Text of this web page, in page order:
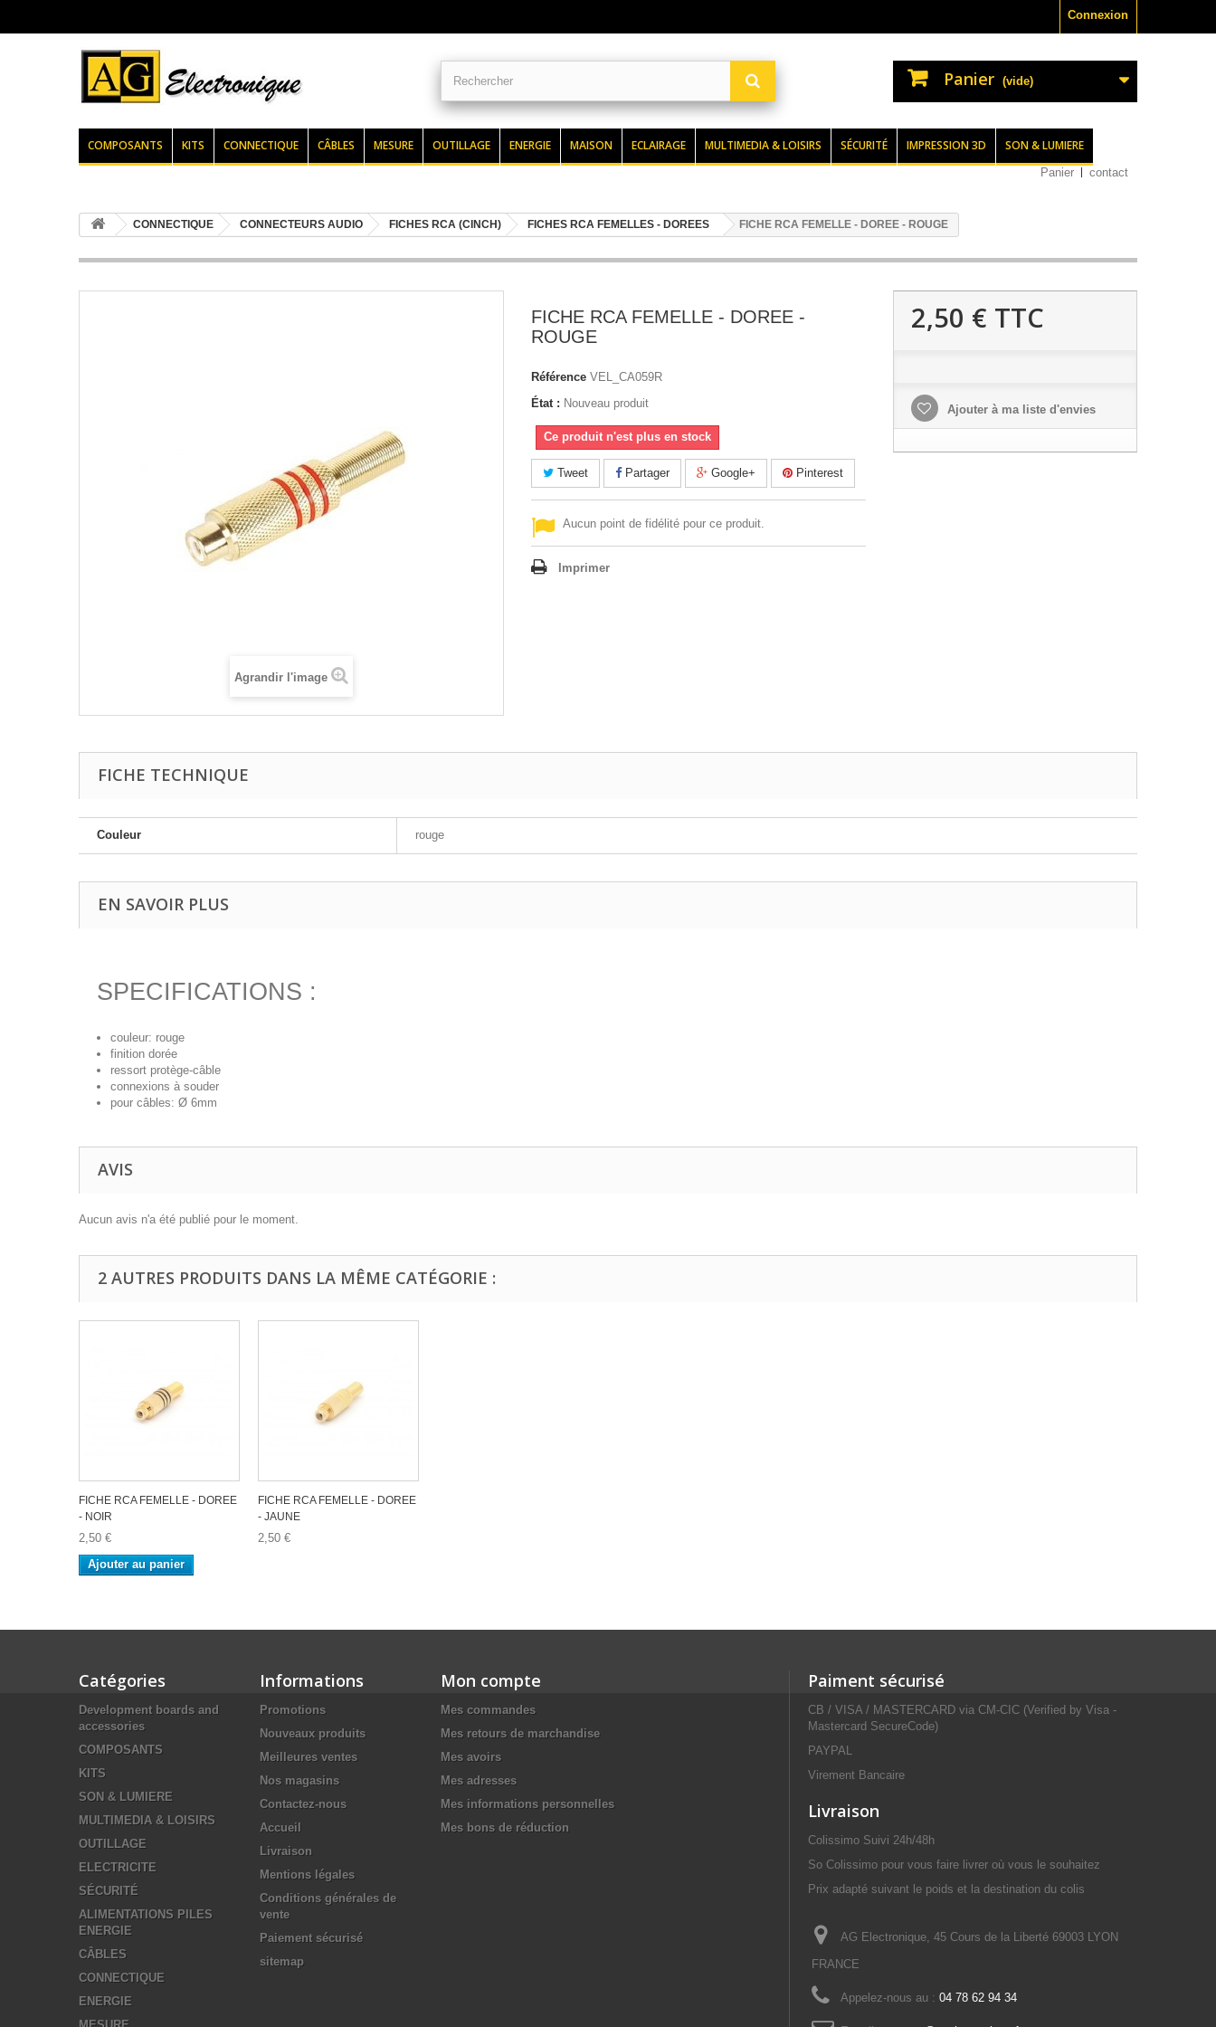
Connexion
Panier (vide)
COMPOSANTS KITS CONNECTIQUE CÂBLES MESURE OUTILLAGE ENERGIE MAISON ECLAIRAGE MULTIMEDIA & LOISIRS SÉCURITÉ IMPRESSION 3D SON & LUMIERE
Panier contact
CONNECTIQUE CONNECTEURS AUDIO FICHES RCA (CINCH) FICHES RCA FEMELLES - DOREES FICHE RCA FEMELLE - DOREE - ROUGE
Agrandir l'image
FICHE RCA FEMELLE - DOREE -
ROUGE
Référence VEL_CA059R
État : Nouveau produit
Ce produit n'est plus en stock
Tweet Partager Google+ Pinterest
Aucun point de fidélité pour ce produit.
Imprimer
2,50 € TTC
Ajouter à ma liste d'envies
FICHE TECHNIQUE
Couleur rouge
EN SAVOIR PLUS
SPECIFICATIONS :
couleur: rouge
finition dorée
ressort protège-câble
connexions à souder
pour câbles: Ø 6mm
AVIS
Aucun avis n'a été publié pour le moment.
2 AUTRES PRODUITS DANS LA MÊME CATÉGORIE :
FICHE RCA FEMELLE - DOREE
- NOIR
2,50 €
Ajouter au panier
FICHE RCA FEMELLE - DOREE
- JAUNE
2,50 €
Catégories
Development boards and
accessories
COMPOSANTS
KITS
SON & LUMIERE
MULTIMEDIA & LOISIRS
OUTILLAGE
ELECTRICITE
SÉCURITÉ
ALIMENTATIONS PILES
ENERGIE
CÂBLES
CONNECTIQUE
ENERGIE
Informations
Promotions
Nouveaux produits
Meilleures ventes
Nos magasins
Contactez-nous
Accueil
Livraison
Mentions légales
Conditions générales de
vente
Paiement sécurisé
sitemap
Mon compte
Mes commandes
Mes retours de marchandise
Mes avoirs
Mes adresses
Mes informations personnelles
Mes bons de réduction
Paiment sécurisé
CB / VISA / MASTERCARD via CM-CIC (Verified by Visa -
Mastercard SecureCode)
PAYPAL
Virement Bancaire
Livraison
Colissimo Suivi 24h/48h
So Colissimo pour vous faire livrer où vous le souhaitez
Prix adapté suivant le poids et la destination du colis
AG Electronique, 45 Cours de la Liberté 69003 LYON
FRANCE
Appelez-nous au : 04 78 62 94 34